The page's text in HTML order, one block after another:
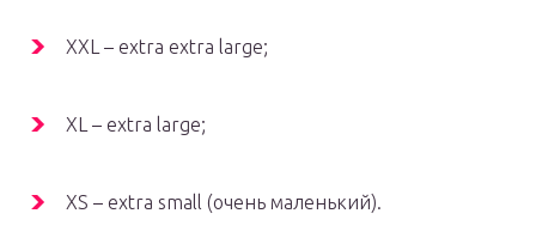
XXL – extra extra large;
XL – extra large;
XS – extra small (очень маленький).